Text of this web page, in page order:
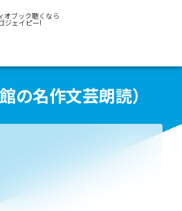
オブック聴くなら
ジェイピー!
の名作文芸朗読）